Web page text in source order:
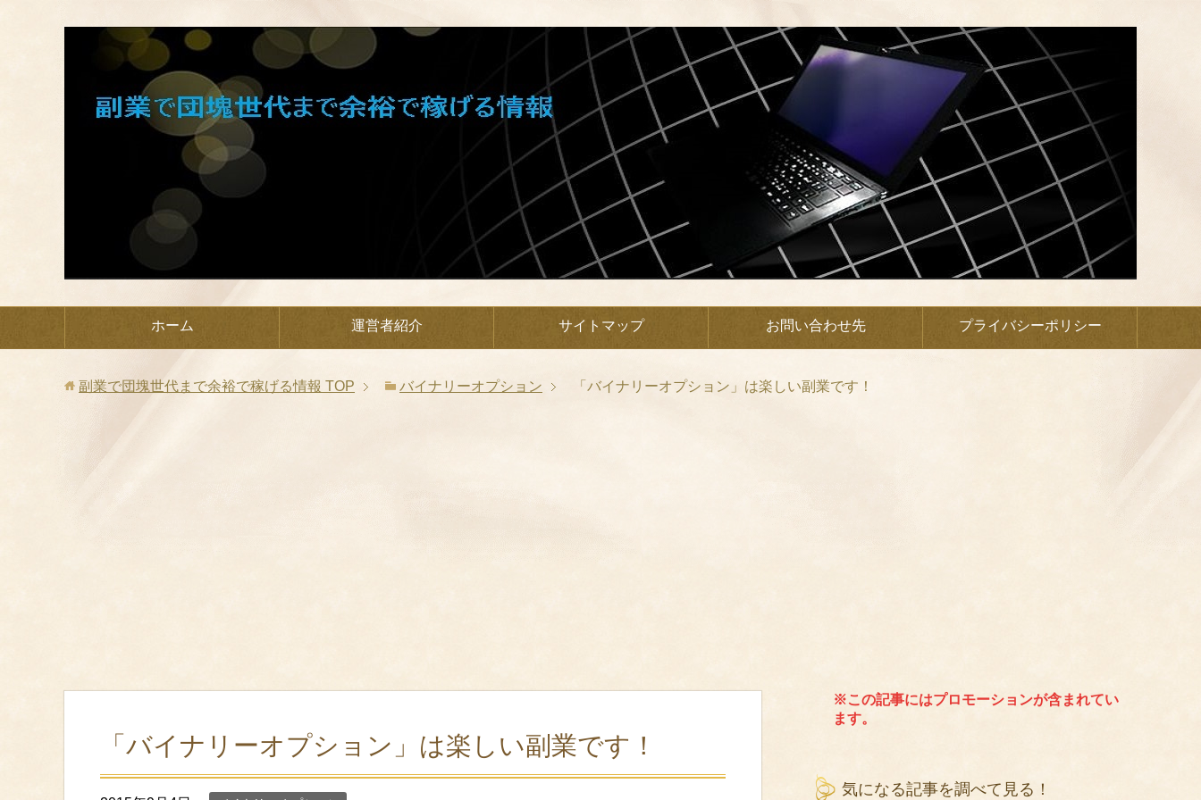
ホーム 運営者紹介 サイトマップ お問い合わせ先 プライバシーポリシー
副業で団塊世代まで余裕で稼げる情報 TOP バイナリーオプション 「バイナリーオプション」は楽しい副業です！
「バイナリーオプション」は楽しい副業です！
※この記事にはプロモーションが含まれてい
ます。
気になる記事を調べて見る！